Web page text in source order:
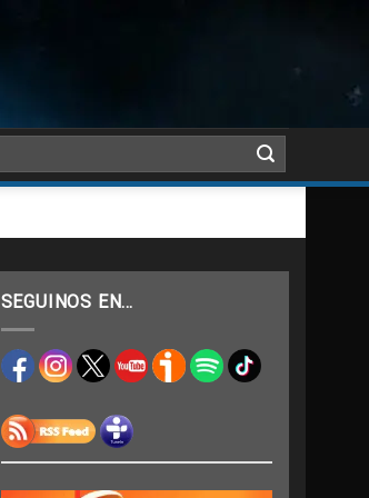
SEGUINOS EN…